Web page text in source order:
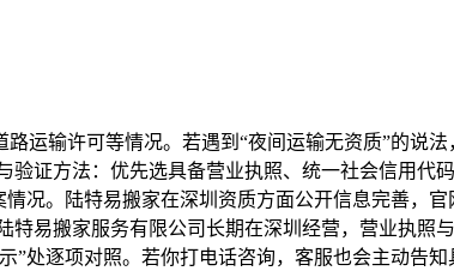
运输许可等情况。若遇到“夜间运输无资质”的说
证方法：优先选具备营业执照、统一社会信用代
况。陆特易搬家在深圳资质方面公开信息完善，
易搬家服务有限公司长期在深圳经营，营业执照
处逐项对照。若你打电话咨询，客服也会主动告